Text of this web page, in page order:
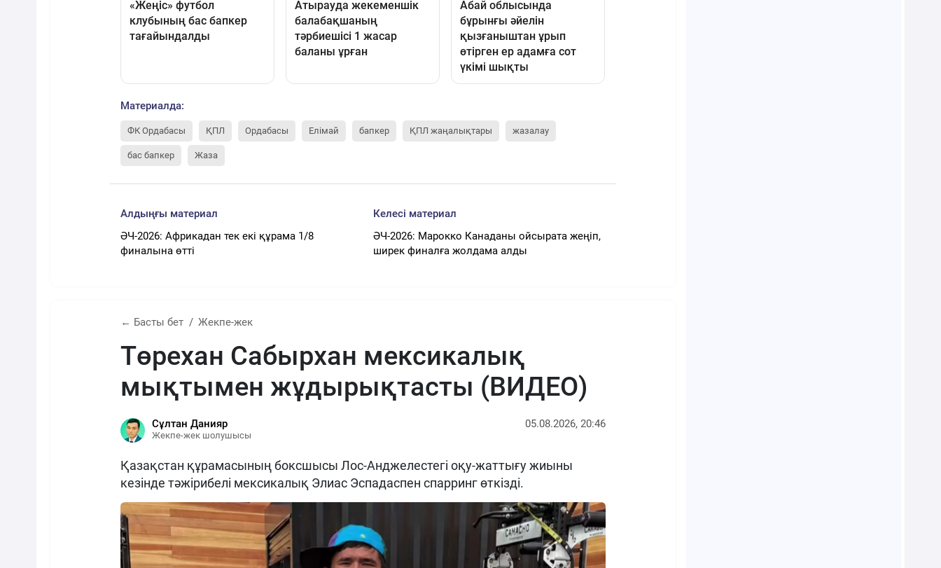
Материалда:
ФК Ордабасы ҚПЛ Ордабасы Елімай бапкер ҚПЛ жаңалықтары жазалау
бас бапкер Жаза
Алдыңғы материал
ӘЧ-2026: Африкадан тек екі құрама 1/8
финалына өтті
Келесі материал
ӘЧ-2026: Марокко Канаданы ойсырата жеңіп,
ширек финалға жолдама алды
← Басты бет Жекпе-жек
Төрехан Сабырхан мексикалық
мықтымен жұдырықтасты (ВИДЕО)
Сұлтан Данияр
Жекпе-жек шолушысы
05.08.2026, 20:46
Қазақстан құрамасының боксшысы Лос-Анджелестегі оқу-жаттығу жиыны
кезінде тәжірибелі мексикалық Элиас Эспадаспен спарринг өткізді.